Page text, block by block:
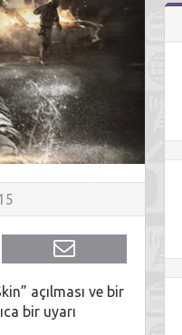
açılması ve bir
bir uyarı